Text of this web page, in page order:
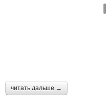
читать дальше →